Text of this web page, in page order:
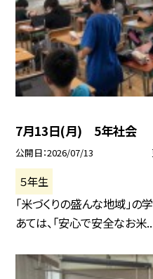
7月13日(月) 5年社会
公開日 2026/07/13
５年生
「米づくりの盛んな地域」の
あては、「安心で安全なお米